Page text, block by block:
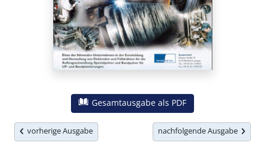
Gesamtausgabe als PDF
vorherige Ausgabe nachfolgende Ausgabe